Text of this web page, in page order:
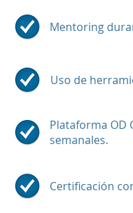
Mentoring
Uso de
Plataforma OD
semanales.
Certificación